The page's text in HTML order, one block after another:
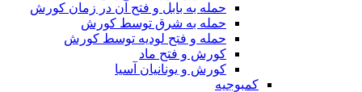
حمله به بابل و فتح آن در زمان کورش
حمله به شرق توسط کورش
حمله و فتح لودیه توسط کورش
کورش و فتح ماد
کورش و یونانیان آسیا
کمبوجیه